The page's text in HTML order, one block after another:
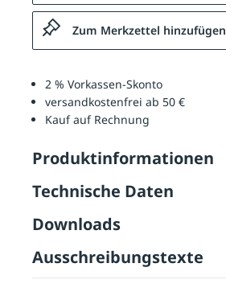
Zum Merkzettel hinzufügen
2 % Vorkassen-Skonto
versandkostenfrei ab 50 €
Kauf auf Rechnung
Produktinformationen
Technische Daten
Downloads
Ausschreibungstexte